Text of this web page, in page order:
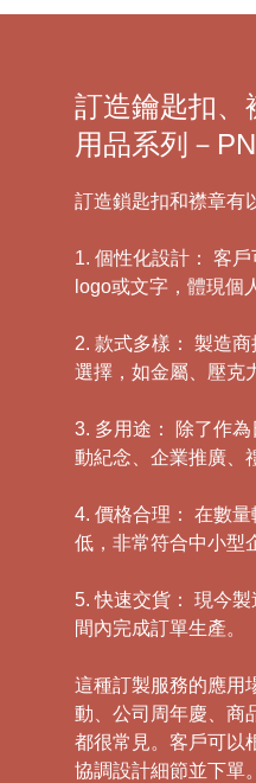
訂造鑰匙扣、
用品系列－
訂造鎖匙扣和襟章有
1. 個性化設計： 客戶
logo或文字，體現個
2. 款式多樣： 製造
選擇，如金屬、壓克
3. 多用途： 除了作
動紀念、企業推廣、
4. 價格合理： 在數
低，非常符合中小型
5. 快速交貨： 現今
間內完成訂單生產。
這種訂製服務的應用
動、公司周年慶、商
都很常見。客戶可以
協調設計細節並下單